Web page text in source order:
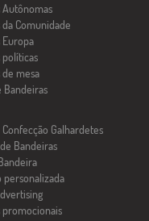
Autônomas
Comunidade
Europa
políticas
de mesa
Bandeiras
Galhardetes
Bandeiras
personalizada
promocionais